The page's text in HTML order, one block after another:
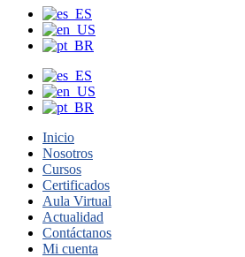
Inicio
Nosotros
Cursos
Certificados
Aula Virtual
Actualidad
Contáctanos
Mi cuenta